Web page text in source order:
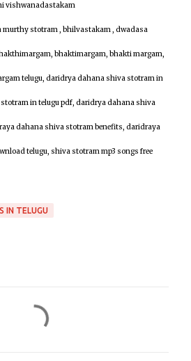
vishwanadastakam
stotram , bhilvastakam , dwadasa
bhaktimargam, bhakti margam,
telugu, daridrya dahana shiva stotram in
in telugu pdf, daridrya dahana shiva
dahana shiva stotram benefits, daridraya
telugu, shiva stotram mp3 songs free
IN TELUGU